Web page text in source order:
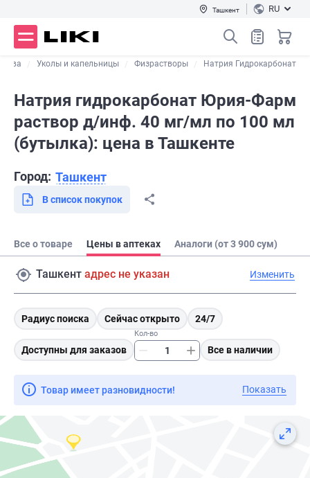
Ташкент RU
Уколы и капельницы Физрастворы Натрия Гидрокарбонат
Натрия гидрокарбонат Юрия-Фарм
раствор д/инф. 40 мг/мл по 100 мл
(бутылка): цена в Ташкенте
Город: Ташкент
В список покупок
Все о товаре Цены в аптеках Аналоги (от 3 900 сум)
Ташкент адрес не указан Изменить
Радиус поиска Сейчас открыто 24/7
Доступны для заказов
Кол-во
Все в наличии
Товар имеет разновидности! Показать